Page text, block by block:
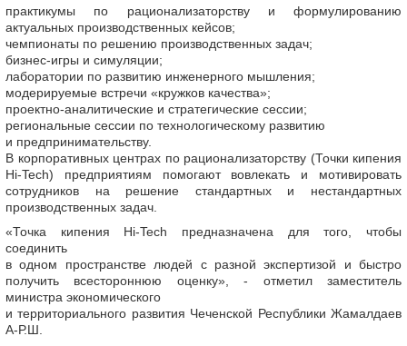
практикумы по рационализаторству и формулированию
актуальных производственных кейсов;
чемпионаты по решению производственных задач;
бизнес-игры и симуляции;
лаборатории по развитию инженерного мышления;
модерируемые встречи «кружков качества»;
проектно-аналитические и стратегические сессии;
региональные сессии по технологическому развитию
и предпринимательству.
В корпоративных центрах по рационализаторству (Точки кипения
Hi-Tech) предприятиям помогают вовлекать и мотивировать
сотрудников на решение стандартных и нестандартных
производственных задач.
«Точка кипения Hi-Tech предназначена для того, чтобы
соединить
в одном пространстве людей с разной экспертизой и быстро
получить всестороннюю оценку», - отметил заместитель
министра экономического
и территориального развития Чеченской Республики Жамалдаев
А-Р.Ш.